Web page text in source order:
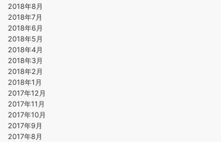
2018年8月
2018年7月
2018年6月
2018年5月
2018年4月
2018年3月
2018年2月
2018年1月
2017年12月
2017年11月
2017年10月
2017年9月
2017年8月